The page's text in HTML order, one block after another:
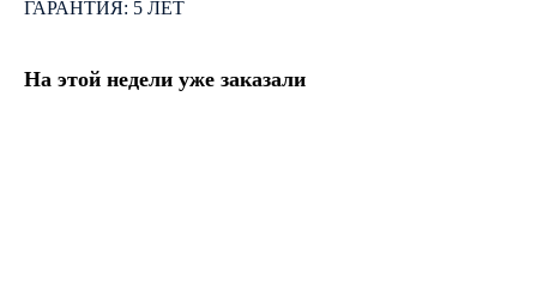
ГАРАНТИЯ: 5 ЛЕТ
На этой недели уже заказали